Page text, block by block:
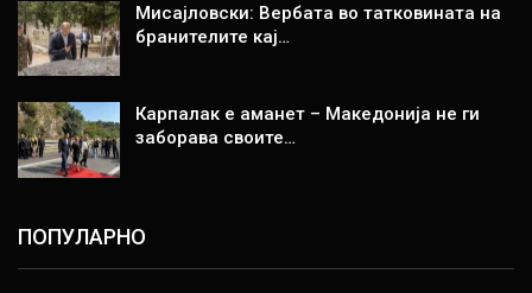
Мисајловски: Вербата во татковината на
бранителите кај…
Карпалак е аманет – Македонија не ги
заборава своите…
ПОПУЛАРНО